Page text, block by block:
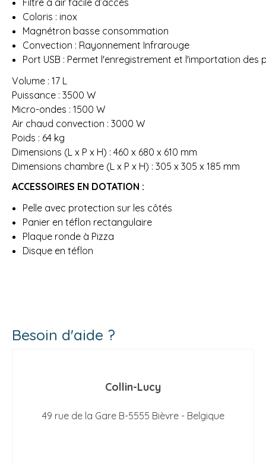
Filtre à air facile d’accès
Coloris : inox
Magnétron basse consommation
Convection : Rayonnement Infrarouge
Port USB : Permet l'enregistrement et l'importation
Volume : 17 L
Puissance : 3500 W
Micro-ondes : 1500 W
Air chaud convection : 3000 W
Poids : 64 kg
Dimensions (L x P x H) : 460 x 680 x 610 mm
Dimensions chambre (L x P x H) : 305 x 305 x 185 mm
ACCESSOIRES EN DOTATION :
Pelle avec protection sur les côtés
Panier en téflon rectangulaire
Plaque ronde à Pizza
Disque en téflon
Besoin d'aide ?
Collin-Lucy
49 rue de la Gare B-5555 Bièvre - Belgique